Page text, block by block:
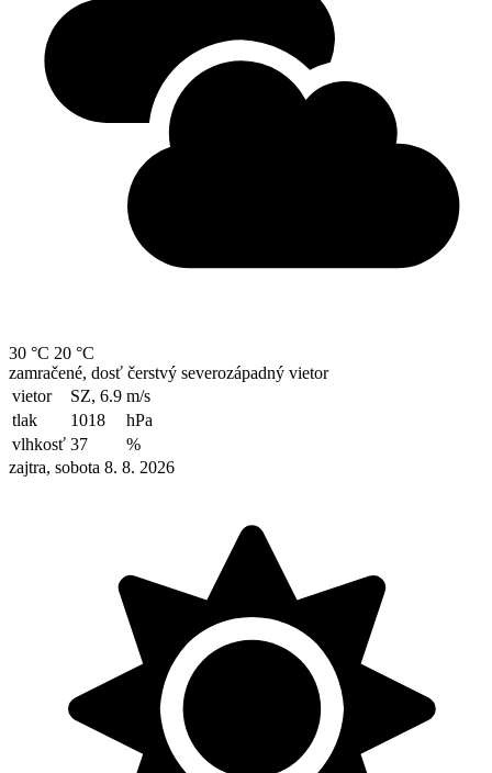
30 °C 20 °C
zamračené, dosť čerstvý severozápadný vietor
vietor
SZ, 6.9 m/s
tlak
1018
hPa
vlhkosť 37
%
zajtra, sobota 8. 8. 2026